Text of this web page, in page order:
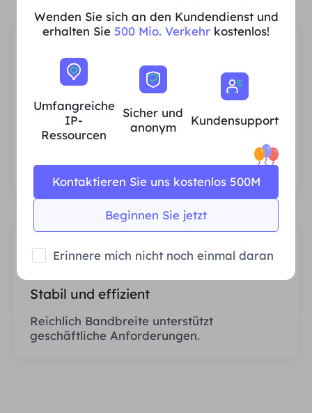
Umfangreiche IP-Ressourcen für
Privathaushalte
Wir stellen sicher, dass unsere IP-Proxy-
Ressourcen stabil und zuverlässig sind, und
wir sind ständig bestrebt, den aktuellen
Proxy-Pool zu erweitern, um den
Bedürfnissen jedes Kunden gerecht zu
werden.
Stabil und effizient
Reichlich Bandbreite unterstützt
geschäftliche Anforderungen.
Wenden Sie sich an den Kundendienst und
erhalten Sie 500 Mio. Verkehr kostenlos!
Umfangreiche
IP-
Ressourcen
Sicher und
anonym
Kundensupport
Beginnen Sie jetzt
Kontaktieren Sie uns kostenlos 500M
Erinnere mich nicht noch einmal daran